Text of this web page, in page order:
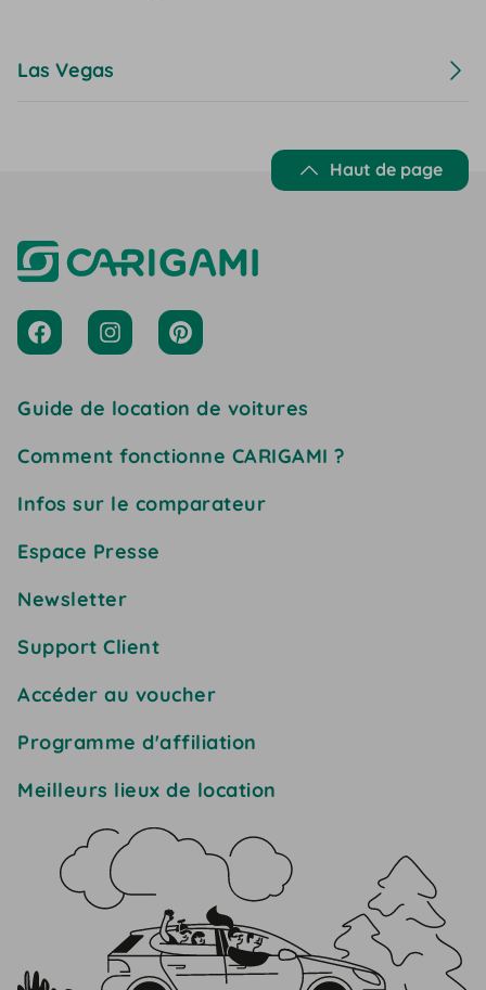
Las Vegas
Haut de page
Guide de location de voitures
Comment fonctionne CARIGAMI ?
Infos sur le comparateur
Espace Presse
Newsletter
Support Client
Accéder au voucher
Programme d'affiliation
Meilleurs lieux de location